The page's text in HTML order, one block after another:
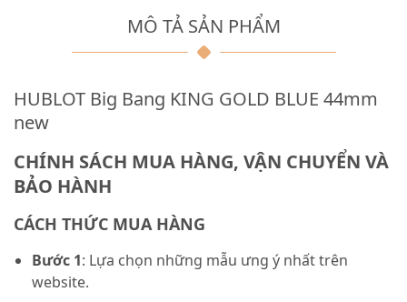
MÔ TẢ SẢN PHẨM
HUBLOT Big Bang KING GOLD BLUE 44mm
new
CHÍNH SÁCH MUA HÀNG, VẬN CHUYỂN VÀ
BẢO HÀNH
CÁCH THỨC MUA HÀNG
Bước 1: Lựa chọn những mẫu ưng ý nhất trên
website.